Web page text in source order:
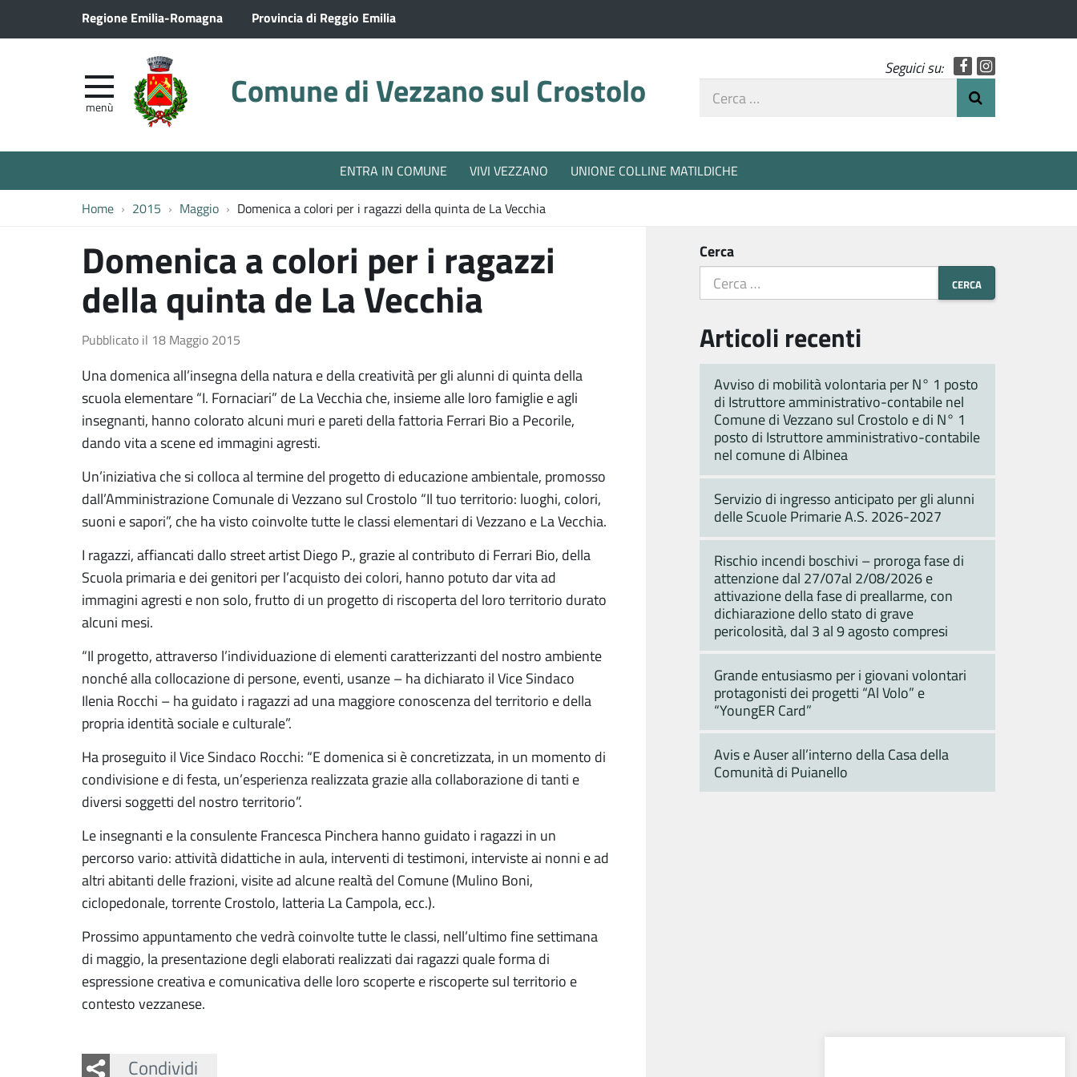
Regione Emilia-Romagna Provincia di Reggio Emilia
Comune di Vezzano sul Crostolo
menù
Seguici su: Facebook
Cerca
ENTRA IN COMUNE VIVI VEZZANO UNIONE COLLINE MATILDICHE
Home 2015 Maggio Domenica a colori per i ragazzi della quinta de La Vecchia
Domenica a colori per i ragazzi
della quinta de La Vecchia
Pubblicato il 18 Maggio 2015
Una domenica all’insegna della natura e della creatività per gli alunni di quinta della
scuola elementare “I. Fornaciari” de La Vecchia che, insieme alle loro famiglie e agli
insegnanti, hanno colorato alcuni muri e pareti della fattoria Ferrari Bio a Pecorile,
dando vita a scene ed immagini agresti.
Un’iniziativa che si colloca al termine del progetto di educazione ambientale, promosso
dall’Amministrazione Comunale di Vezzano sul Crostolo “Il tuo territorio: luoghi, colori,
suoni e sapori”, che ha visto coinvolte tutte le classi elementari di Vezzano e La Vecchia.
I ragazzi, affiancati dallo street artist Diego P., grazie al contributo di Ferrari Bio, della
Scuola primaria e dei genitori per l’acquisto dei colori, hanno potuto dar vita ad
immagini agresti e non solo, frutto di un progetto di riscoperta del loro territorio durato
alcuni mesi.
“Il progetto, attraverso l’individuazione di elementi caratterizzanti del nostro ambiente
nonché alla collocazione di persone, eventi, usanze – ha dichiarato il Vice Sindaco
Ilenia Rocchi – ha guidato i ragazzi ad una maggiore conoscenza del territorio e della
propria identità sociale e culturale”.
Ha proseguito il Vice Sindaco Rocchi: “E domenica si è concretizzata, in un momento di
condivisione e di festa, un’esperienza realizzata grazie alla collaborazione di tanti e
diversi soggetti del nostro territorio”.
Le insegnanti e la consulente Francesca Pinchera hanno guidato i ragazzi in un
percorso vario: attività didattiche in aula, interventi di testimoni, interviste ai nonni e ad
altri abitanti delle frazioni, visite ad alcune realtà del Comune (Mulino Boni,
ciclopedonale, torrente Crostolo, latteria La Campola, ecc.).
Prossimo appuntamento che vedrà coinvolte tutte le classi, nell’ultimo fine settimana
di maggio, la presentazione degli elaborati realizzati dai ragazzi quale forma di
espressione creativa e comunicativa delle loro scoperte e riscoperte sul territorio e
contesto vezzanese.
Condividi
Facebook
Twitter
Whatsapp
Cerca
Articoli recenti
Avviso di mobilità volontaria per N° 1 posto
di Istruttore amministrativo-contabile nel
Comune di Vezzano sul Crostolo e di N° 1
posto di Istruttore amministrativo-contabile
nel comune di Albinea
Servizio di ingresso anticipato per gli alunni
delle Scuole Primarie A.S. 2026-2027
Rischio incendi boschivi – proroga fase di
attenzione dal 27/07al 2/08/2026 e
attivazione della fase di preallarme, con
dichiarazione dello stato di grave
pericolosità, dal 3 al 9 agosto compresi
Grande entusiasmo per i giovani volontari
protagonisti dei progetti “Al Volo” e
“YoungER Card”
Avis e Auser all’interno della Casa della
Comunità di Puianello